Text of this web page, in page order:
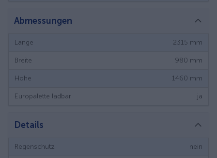
Abmessungen
Länge 2315 mm
Breite 980 mm
Höhe 1460 mm
Europalette ladbar ja
Details
Regenschutz nein